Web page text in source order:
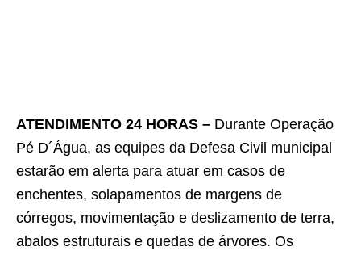
ATENDIMENTO 24 HORAS – Durante Operação
Pé D´Água, as equipes da Defesa Civil municipal
estarão em alerta para atuar em casos de
enchentes, solapamentos de margens de
córregos, movimentação e deslizamento de terra,
abalos estruturais e quedas de árvores. Os